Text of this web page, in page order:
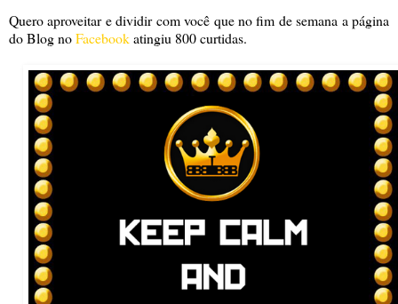
Quero aproveitar e dividir com você que no fim de semana a página
do Blog noFacebookatingiu 800 curtidas.